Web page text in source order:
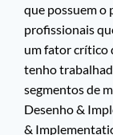
que possuem o
profissionais
um fator crítico
tenho
segmentos de
Desenho &
&